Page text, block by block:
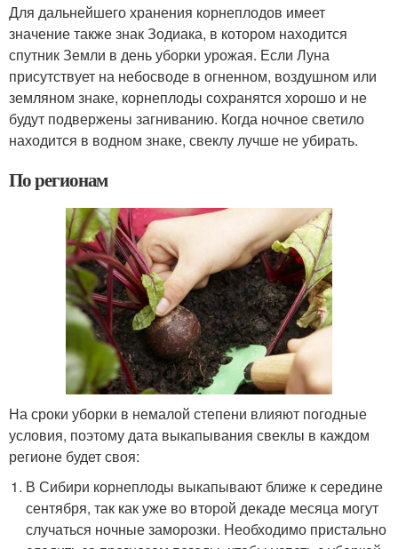
Для дальнейшего хранения корнеплодов имеет
значение также знак Зодиака, в котором находится
спутник Земли в день уборки урожая. Если Луна
присутствует на небосводе в огненном, воздушном или
земляном знаке, корнеплоды сохранятся хорошо и не
будут подвержены загниванию. Когда ночное светило
находится в водном знаке, свеклу лучше не убирать.
По регионам
На сроки уборки в немалой степени влияют погодные
условия, поэтому дата выкапывания свеклы в каждом
регионе будет своя:
В Сибири корнеплоды выкапывают ближе к середине
сентября, так как уже во второй декаде месяца могут
случаться ночные заморозки. Необходимо пристально